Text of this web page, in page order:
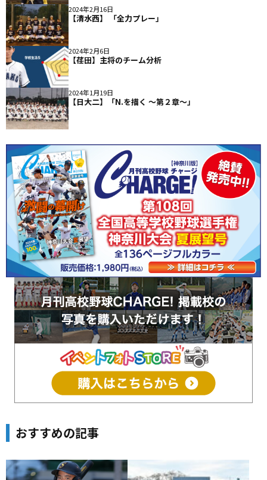
2024年2月16日
【清水西】 「全力プレー」
2024年2月6日
【荏田】主将のチーム分析
2024年1月19日
【日大二】「N.を描く 〜第２章〜」
おすすめの記事